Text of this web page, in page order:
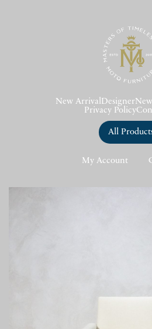
New Arrival Designer
Privacy Policy
All
My Account